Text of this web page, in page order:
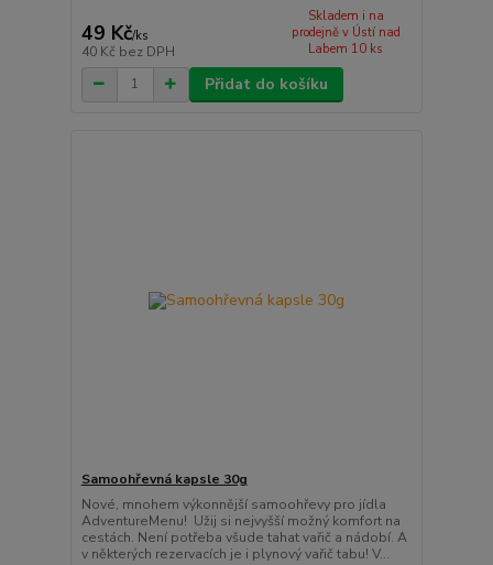
49 Kč/ks
40 Kč bez DPH
Skladem i na
prodejně v Ústí nad
Labem 10 ks
Přidat do košíku
Samoohřevná kapsle 30g
Nové, mnohem výkonnější samoohřevy pro jídla
AdventureMenu! Užij si nejvyšší možný komfort na
cestách. Není potřeba všude tahat vařič a nádobí. A
v některých rezervacích je i plynový vařič tabu! V...